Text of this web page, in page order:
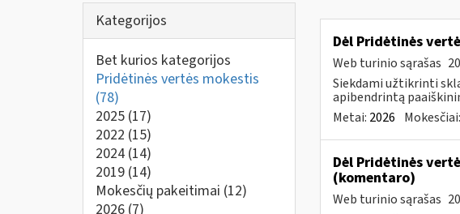
Kategorijos
Bet kurios kategorijos
Pridėtinės vertės mokestis
(78)
2025 (17)
2022 (15)
2024 (14)
2019 (14)
Mokesčių pakeitimai (12)
2026 (7)
Dėl Pridėtinės
Web turinio sąrašas
Siekdami užtikrinti
apibendrintą
Metai: 2026 Mokesčiai:
Dėl Pridėtinės
(komentaro)
Web turinio sąrašas